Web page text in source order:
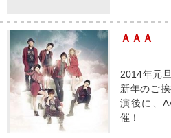
ＡＡＡ
2014年元
新年のご
演後に、
催！